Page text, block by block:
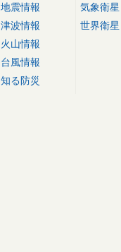
地震情報
津波情報
火山情報
台風情報
知る防災
気象衛星
世界衛星